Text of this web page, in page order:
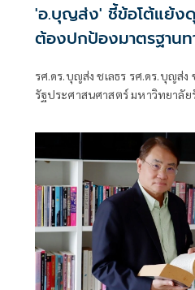
'อ.บุญส่ง' ชี้ข้อโต้แย้
ต้องปกป้องมาตรฐานท
รศ.ดร.บุญส่ง ชเลธร รศ.ดร.บุญส่ง ชเลธรคณะ
รัฐประศาสนศาสตร์ มหาวิทยาลัย
เนื้อหาดังนี้